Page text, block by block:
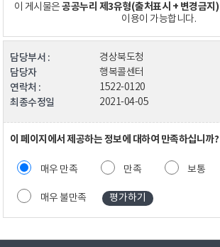
이 게시물은공공누리 제3유형(출처표시 + 변경금지)
이용이 가능합니다.
담당부서 : 경상북도청
담당자 행복콜센터
연락처 : 1522-0120
최종수정일 2021-04-05
이 페이지에서 제공하는 정보에 대하여 만족하십니까?
매우 만족 만족 보통
매우 불만족